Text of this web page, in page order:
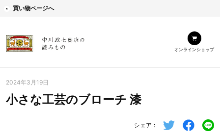
買い物ページへ
オンラインショップ
2024年3月19日
小さな工芸のブローチ 漆
シェア